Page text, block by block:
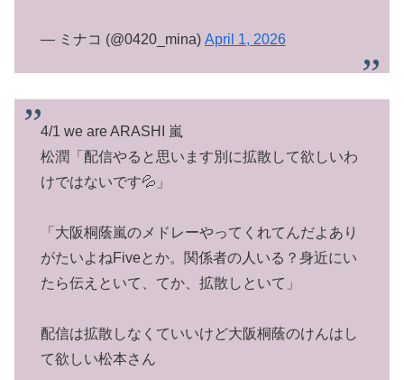
— ミナコ (@0420_mina) April 1, 2026
4/1 we are ARASHI 嵐
松潤「配信やると思います別に拡散して欲しいわ
けではないです💦」
「大阪桐蔭嵐のメドレーやってくれてんだよあり
がたいよねFiveとか。関係者の人いる？身近にい
たら伝えといて、てか、拡散しといて」
配信は拡散しなくていいけど大阪桐蔭のけんはし
て欲しい松本さん